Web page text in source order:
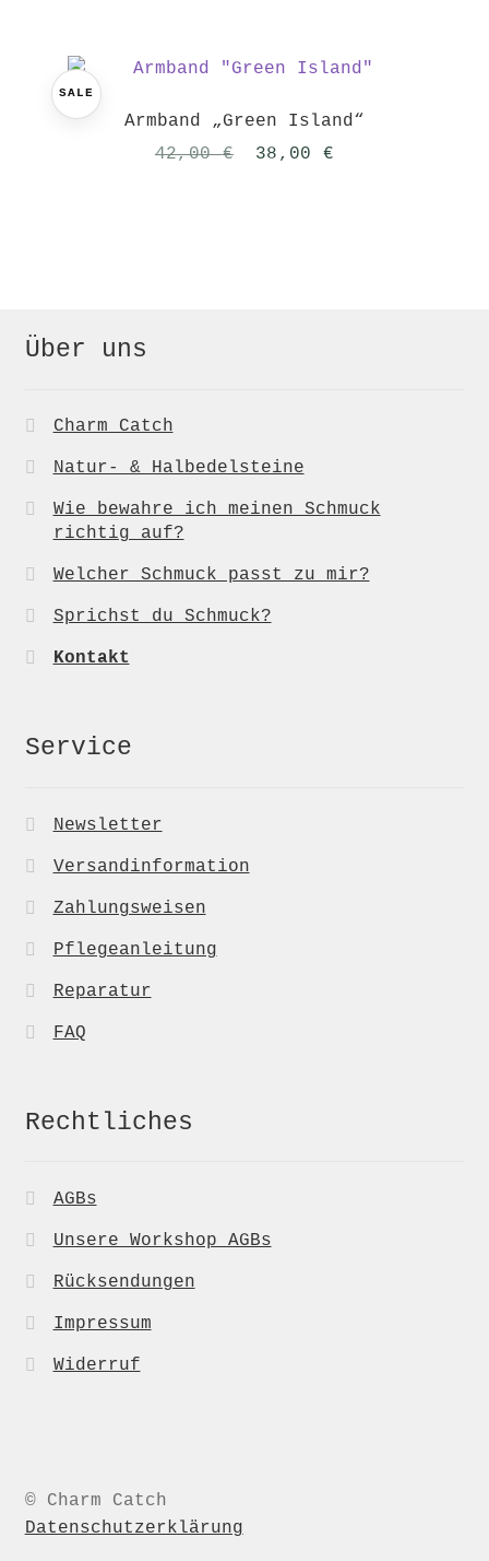
SALE
Armband „Green Island“
42,00€
Ursprünglicher
38,00 €
Über uns
Charm Catch
Natur- & Halbedelsteine
Wie bewahre ich meinen Schmuck
richtig auf?
Welcher Schmuck passt zu mir?
Sprichst du Schmuck?
Kontakt
Service
Newsletter
Versandinformation
Zahlungsweisen
Pflegeanleitung
Reparatur
FAQ
Rechtliches
AGBs
Unsere Workshop AGBs
Rücksendungen
Impressum
Widerruf
© Charm Catch
Datenschutzerklärung